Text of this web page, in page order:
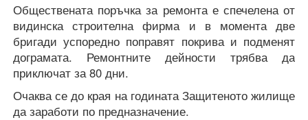
Обществената поръчка за ремонта е спечелена от
видинска строителна фирма и в момента две
бригади успоредно поправят покрива и подменят
дограмата. Ремонтните дейности трябва да
приключат за 80 дни.
Очаква се до края на годината Защитеното жилище
да заработи по предназначение.